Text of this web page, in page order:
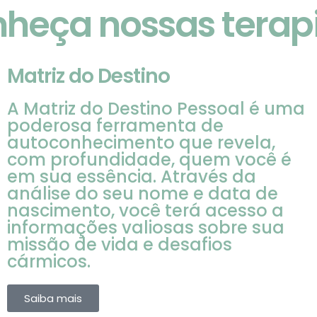
nossas
Matriz do Destino
A Matriz do Destino Pessoal é uma
poderosa ferramenta de
autoconhecimento que revela,
com profundidade, quem você é
em sua essência. Através da
análise do seu nome e data de
nascimento, você terá acesso a
informações valiosas sobre sua
missão de vida e desafios
cármicos.
Saiba mais